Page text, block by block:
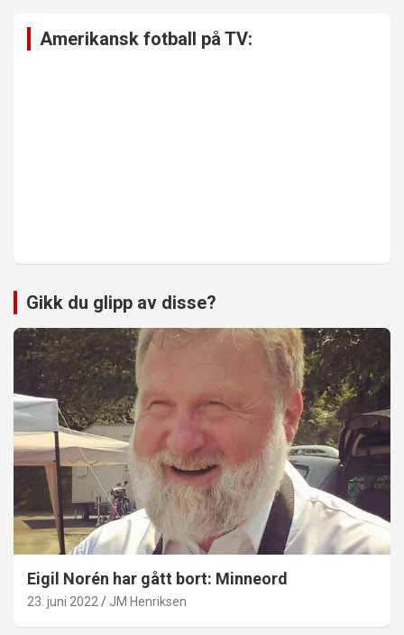
Amerikansk fotball på TV:
Gikk du glipp av disse?
Eigil Norén har gått bort: Minneord
23. juni 2022 JM Henriksen